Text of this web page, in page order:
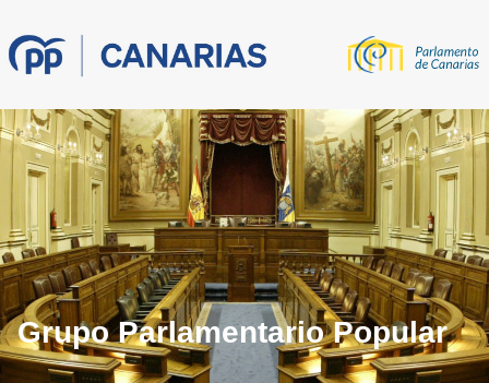
Grupo Parlamentario Popular